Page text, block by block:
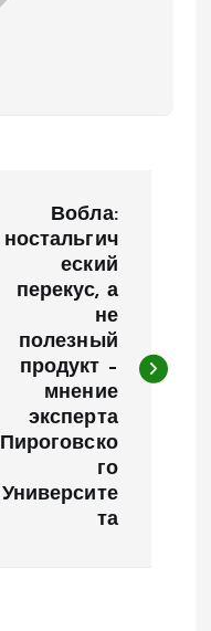
Вобла:
ностальгич
еский
перекус, а
не
полезный
продукт –
мнение
эксперта
Пироговско
го
Университе
та